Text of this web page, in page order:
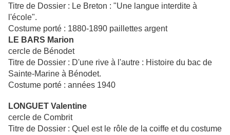
Titre de Dossier : Le Breton : "Une langue interdite à
l'école".
Costume porté : 1880-1890 paillettes argent
LE BARS Marion
cercle de Bénodet
Titre de Dossier : D'une rive à l'autre : Histoire du bac de
Sainte-Marine à Bénodet.
Costume porté : années 1940
LONGUET Valentine
cercle de Combrit
Titre de Dossier : Quel est le rôle de la coiffe et du costume